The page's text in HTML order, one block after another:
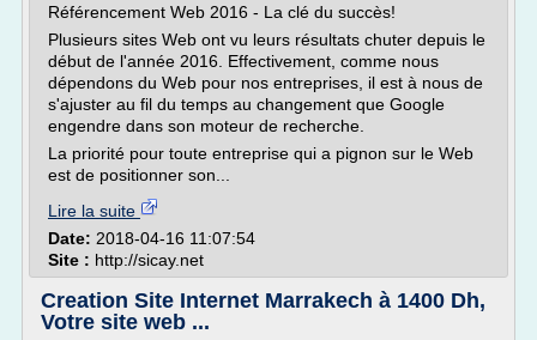
Référencement Web 2016 - La clé du succès!
Plusieurs sites Web ont vu leurs résultats chuter depuis le
début de l'année 2016. Effectivement, comme nous
dépendons du Web pour nos entreprises, il est à nous de
s'ajuster au fil du temps au changement que Google
engendre dans son moteur de recherche.
La priorité pour toute entreprise qui a pignon sur le Web
est de positionner son...
Lire la suite
Date: 2018-04-16 11:07:54
Site : http://sicay.net
Creation Site Internet Marrakech à 1400 Dh,
Votre site web ...